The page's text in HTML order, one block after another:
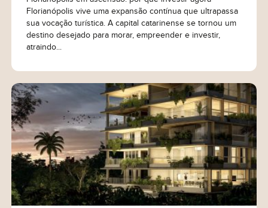
Florianópolis vive uma expansão contínua que ultrapassa
sua vocação turística. A capital catarinense se tornou um
destino desejado para morar, empreender e investir,
atraindo...